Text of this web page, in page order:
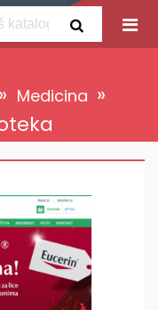
» Medicina »